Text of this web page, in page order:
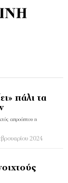
πάλι τα
απροόπτου η
2024